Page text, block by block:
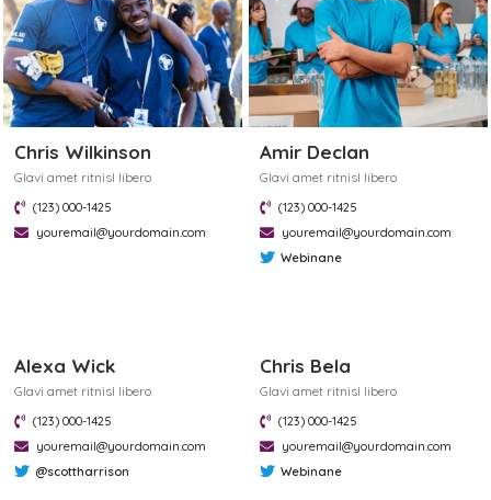
Chris Wilkinson
Glavi amet ritnisl libero
(123) 000-1425
youremail@yourdomain.com
Amir Declan
Glavi amet ritnisl libero
(123) 000-1425
youremail@yourdomain.com
Webinane
Alexa Wick
Glavi amet ritnisl libero
(123) 000-1425
youremail@yourdomain.com
@scottharrison
Chris Bela
Glavi amet ritnisl libero
(123) 000-1425
youremail@yourdomain.com
Webinane